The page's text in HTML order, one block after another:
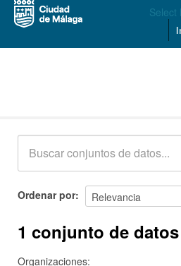
Select
Acerca de
Ordenar por
1 conjunto de
Organizaciones: